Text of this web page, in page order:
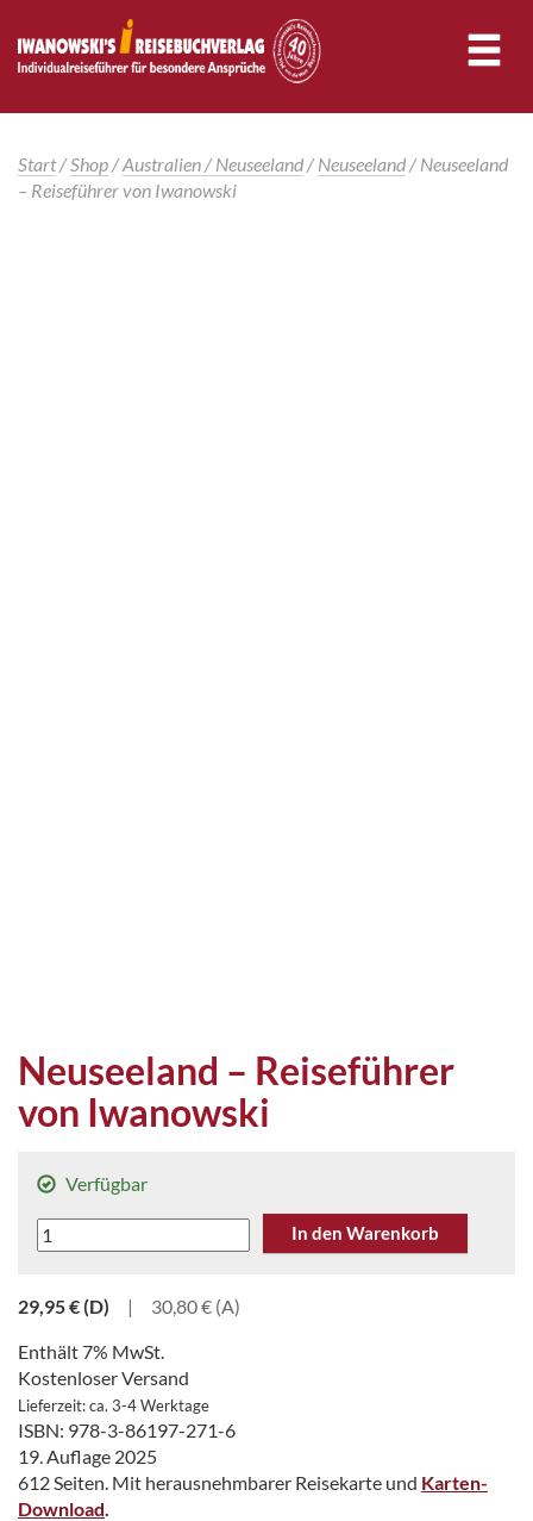
Start/Shop/Australien / Neuseeland/Neuseeland/ Neuseeland
– Reiseführer von Iwanowski
Neuseeland – Reiseführer
von Iwanowski
Verfügbar
Neuseeland
-
von
Menge
In den Warenkorb
29,95€(D) |
30,80 € (A)
Enthält 7% MwSt.
Kostenloser Versand
Lieferzeit: ca. 3-4 Werktage
ISBN: 978-3-86197-271-6
19. Auflage 2025
612 Seiten. Mit herausnehmbarer Reisekarte und Karten-
Download.